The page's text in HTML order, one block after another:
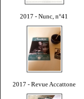
2017 - Nunc, n°41
2017 - Revue Accattone